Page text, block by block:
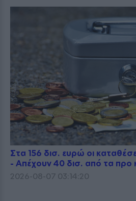
Στα 156 δισ. ευρώ οι
- Απέχουν 40 δισ. από τα προ
2026-08-07 03:14:20